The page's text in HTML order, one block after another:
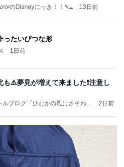
高校生Dヲタ Ꭰ-ᎮꭵꭹꭴのDisneyにっき！！✎ܚ 13日前
ったいびつな形
1日前
も⚠️夢見が増えて来ました❗️注意し
ブログ「ひむかの風にさそわれ
2日前